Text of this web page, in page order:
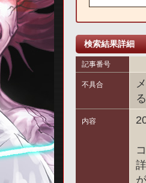
検索結果詳細
記事番号
不具合
る
内容